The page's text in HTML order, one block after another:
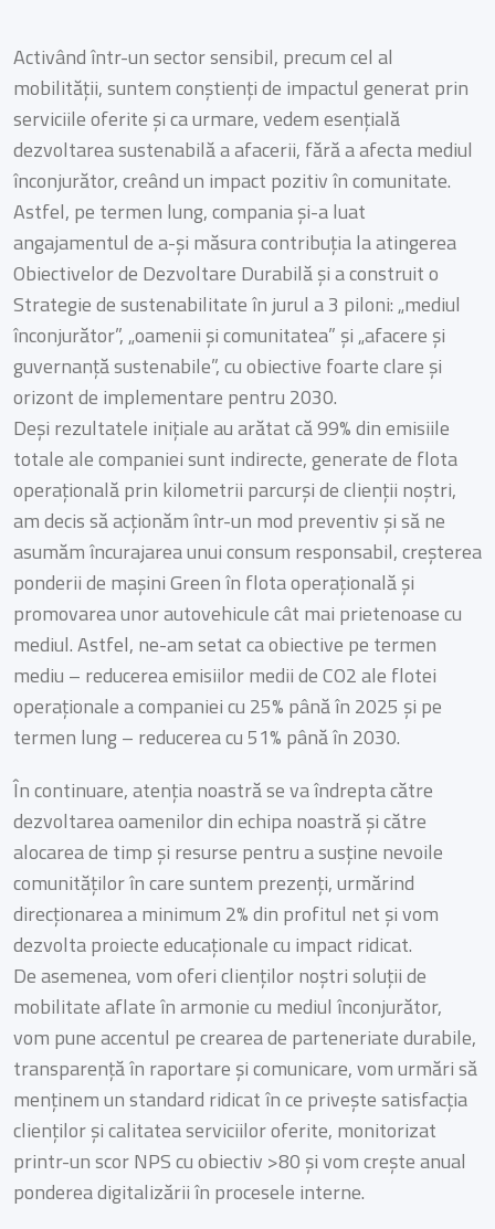
Activând într-un sector sensibil, precum cel al
mobilității, suntem conștienți de impactul generat prin
serviciile oferite și ca urmare, vedem esențială
dezvoltarea sustenabilă a afacerii, fără a afecta mediul
înconjurător, creând un impact pozitiv în comunitate.
Astfel, pe termen lung, compania și-a luat
angajamentul de a-și măsura contribuția la atingerea
Obiectivelor de Dezvoltare Durabilă și a construit o
Strategie de sustenabilitate în jurul a 3 piloni: „mediul
înconjurător”, „oamenii și comunitatea” și „afacere și
guvernanță sustenabile”, cu obiective foarte clare și
orizont de implementare pentru 2030.
Deși rezultatele inițiale au arătat că 99% din emisiile
totale ale companiei sunt indirecte, generate de flota
operațională prin kilometrii parcurși de clienții noștri,
am decis să acționăm într-un mod preventiv și să ne
asumăm încurajarea unui consum responsabil, creșterea
ponderii de mașini Green în flota operațională și
promovarea unor autovehicule cât mai prietenoase cu
mediul. Astfel, ne-am setat ca obiective pe termen
mediu – reducerea emisiilor medii de CO2 ale flotei
operaționale a companiei cu 25% până în 2025 și pe
termen lung – reducerea cu 51% până în 2030.
În continuare, atenția noastră se va îndrepta către
dezvoltarea oamenilor din echipa noastră și către
alocarea de timp și resurse pentru a susține nevoile
comunităților în care suntem prezenți, urmărind
direcționarea a minimum 2% din profitul net și vom
dezvolta proiecte educaționale cu impact ridicat.
De asemenea, vom oferi clienților noștri soluții de
mobilitate aflate în armonie cu mediul înconjurător,
vom pune accentul pe crearea de parteneriate durabile,
transparență în raportare și comunicare, vom urmări să
menținem un standard ridicat în ce privește satisfacția
clienților și calitatea serviciilor oferite, monitorizat
printr-un scor NPS cu obiectiv >80 și vom crește anual
ponderea digitalizării în procesele interne.